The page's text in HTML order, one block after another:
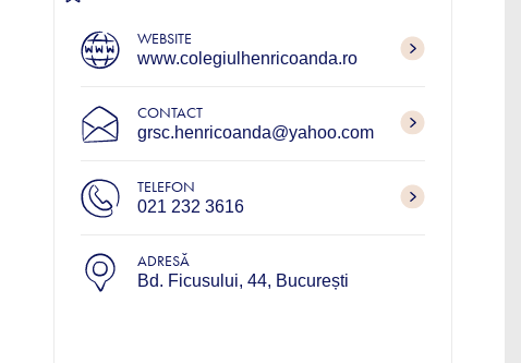
WEBSITE
www.colegiulhenricoanda.ro
CONTACT
grsc.henricoanda@yahoo.com
TELEFON
021 232 3616
ADRESĂ
Bd. Ficusului, 44, București